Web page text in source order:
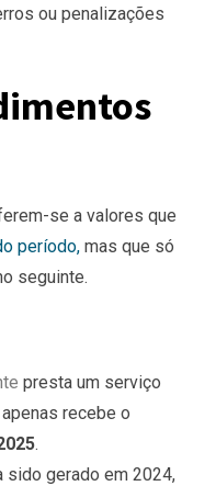
ou penalizações
se a valores que
período, mas que só
seguinte.
presta um serviço
recebe o
.
sido gerado em 2024,